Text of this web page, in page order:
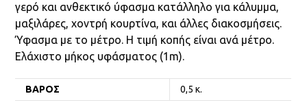
γερό και ανθεκτικό ύφασμα κατάλληλο για κάλυμμα,
μαξιλάρες, χοντρή κουρτίνα, και άλλες διακοσμήσεις.
Ύφασμα με το μέτρο. Η τιμή κοπής είναι ανά μέτρο.
Ελάχιστο μήκος υφάσματος (1m).
ΒΆΡΟΣ 0,5 κ.